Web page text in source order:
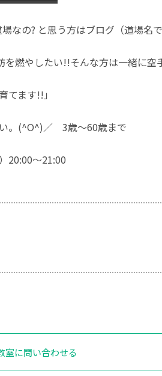
なの? と思う方はブログ（道場名
燃やしたい!!そんな方は一緒に空
てます!!」
。(^O^)／ 3歳～60歳まで
20:00～21:00
室に問い合わせる